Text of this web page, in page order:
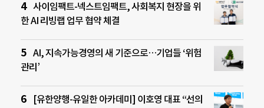
사이임팩트-넥스트임팩트, 사회복지 현장을 위
한 AI 리빙랩 업무 협약 체결
AI, 지속가능경영의 새 기준으로…기업들 ‘위험
관리’
[유한양행-유일한 아카데미] 이호영 대표 “선의